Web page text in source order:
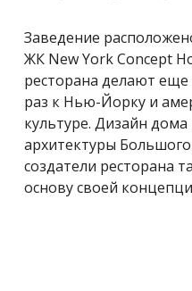
Заведение
ЖК New York Concept
ресторана делают еще
раз к Нью-Йорку и
культуре. Дизайн
архитектуры
создатели ресторана
основу своей